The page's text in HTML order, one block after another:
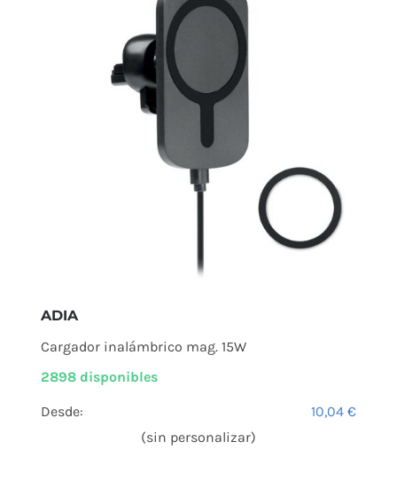
ADIA
Cargador inalámbrico mag. 15W
2898 disponibles
Desde: 10,04€
(sin personalizar)